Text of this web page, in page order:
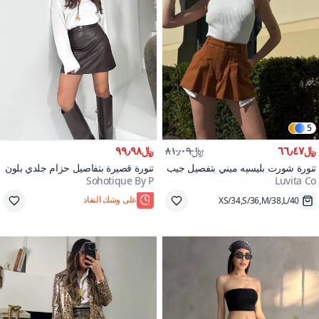
5
﷼٦٦٫٤٧ ﷼٨١٫٠٩
تنورة شورت بليسيه ميني بتفصيل جيب
بلون القهوة
Luvita Co
XS/34,S/36,M/38,L/40
﷼٩٩٫٩٨
تنورة قصيرة بتفاصيل حزام جلدي بلون
القهوة الداكنة
Sohotique By P
على وشك النفاد